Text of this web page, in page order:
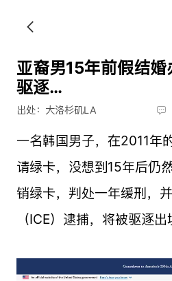
亚裔男15年前假结
驱逐…
出处：大洛杉矶LA
一名韩国男子，在2011年
请绿卡，没想到15年后仍
销绿卡，判处一年缓刑，
（ICE）逮捕，将被驱逐出